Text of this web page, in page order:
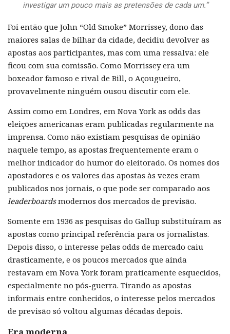
investigar um pouco mais as pretensões de cada um.”
Foi então que John “Old Smoke” Morrissey, dono das
maiores salas de bilhar da cidade, decidiu devolver as
apostas aos participantes, mas com uma ressalva: ele
ficou com sua comissão. Como Morrissey era um
boxeador famoso e rival de Bill, o Açougueiro,
provavelmente ninguém ousou discutir com ele.
Assim como em Londres, em Nova York as odds das
eleições americanas eram publicadas regularmente na
imprensa. Como não existiam pesquisas de opinião
naquele tempo, as apostas frequentemente eram o
melhor indicador do humor do eleitorado. Os nomes dos
apostadores e os valores das apostas às vezes eram
publicados nos jornais, o que pode ser comparado aos
leaderboardsmodernos dos mercados de previsão.
Somente em 1936 as pesquisas do Gallup substituíram as
apostas como principal referência para os jornalistas.
Depois disso, o interesse pelas odds de mercado caiu
drasticamente, e os poucos mercados que ainda
restavam em Nova York foram praticamente esquecidos,
especialmente no pós-guerra. Tirando as apostas
informais entre conhecidos, o interesse pelos mercados
de previsão só voltou algumas décadas depois.